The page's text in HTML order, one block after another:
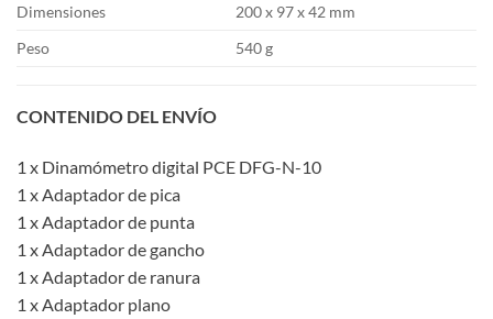
Dimensiones
200 x 97 x 42 mm
Peso
540 g
CONTENIDO DEL ENVÍO
1 x Dinamómetro digital PCE DFG-N-10
1 x Adaptador de pica
1 x Adaptador de punta
1 x Adaptador de gancho
1 x Adaptador de ranura
1 x Adaptador plano